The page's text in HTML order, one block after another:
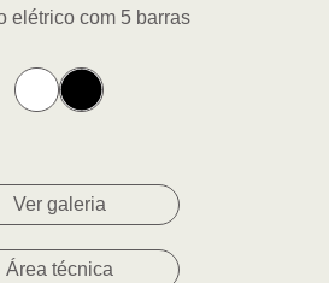
elétrico com 5 barras
Ver galeria
Área técnica